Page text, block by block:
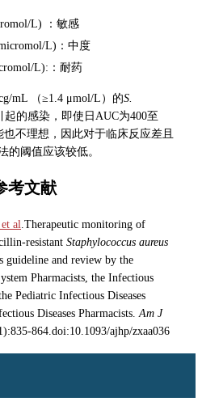
L) ：敏感
L)：中度
L):：耐药
mL （≥1.4 μmol/L）的S.
起的感染，即使日AUC为400至
不理想，因此对于临床反应差且
的阈值应该较低。
考文献
al .Therapeutic monitoring of
resistant Staphylococcus aureus
guideline and review by the
Pharmacists, the Infectious
Pediatric Infectious Diseases
Diseases Pharmacists. Am J
864.doi:10.1093/ajhp/zxaa036